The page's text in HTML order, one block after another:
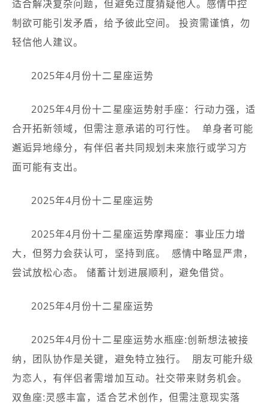
适合解决复杂问题，但避免过度猜疑他人。感情中控
制欲可能引发矛盾，给予彼此空间。 投资需谨慎，勿
轻信他人建议。
2025年4月份十二星座运势
2025年4月份十二星座运势射手座：行动力强，适
合开拓新领域，但需注意承诺的可行性。 ️ 单身者可能
邂逅异地缘分，有伴侣者共同规划未来旅行或学习方
面可能有支出。
2025年4月份十二星座运势
2025年4月份十二星座运势摩羯座：事业压力增
大，但努力会获认可，坚持到底。 ️ 感情中略显严肃，
尝试放松心态。 储蓄计划进展顺利，避免借贷。
2025年4月份十二星座运势
2025年4月份十二星座运势水瓶座:创新想法被接
纳，团队协作是关键，避免特立独行。 ️ 朋友可能升级
为恋人，有伴侣者需增加互动。社交带来财务机会。
双鱼座:灵感丰富，适合艺术创作，但需注意现实落